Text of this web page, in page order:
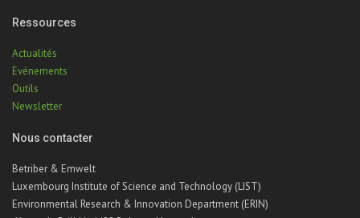
Ressources
Actualités
Evénements
Outils
Newsletter
Nous contacter
Betriber & Emwelt
Luxembourg Institute of Science and Technology (LIST)
Environmental Research & Innovation Department (ERIN)